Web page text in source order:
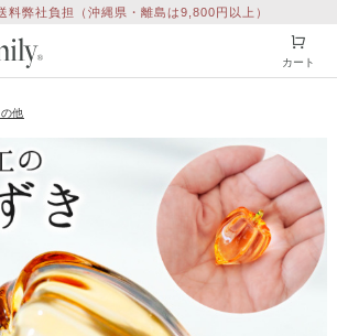
料弊社負担（沖縄県・離島は9,800円以上）
カート
他